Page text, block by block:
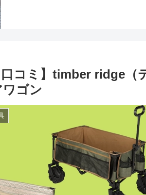
口コミ】timber ridge
ゴン